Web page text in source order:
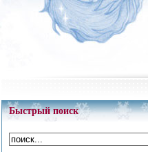
Быстрый поиск